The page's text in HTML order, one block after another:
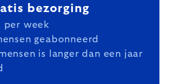
bezorging
per week
geabonneerd
is langer dan een jaar